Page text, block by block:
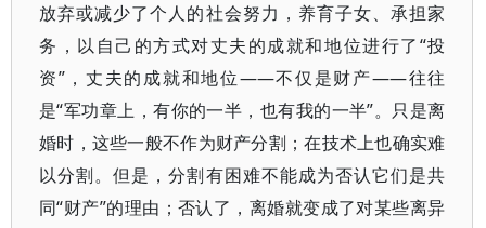
放弃或减少了个人的社会努力，养育子女、承担家
务，以自己的方式对丈夫的成就和地位进行了“投
资”，丈夫的成就和地位——不仅是财产——往往
是“军功章上，有你的一半，也有我的一半”。只是离
婚时，这些一般不作为财产分割；在技术上也确实难
以分割。但是，分割有困难不能成为否认它们是共
同“财产”的理由；否认了，离婚就变成了对某些离异